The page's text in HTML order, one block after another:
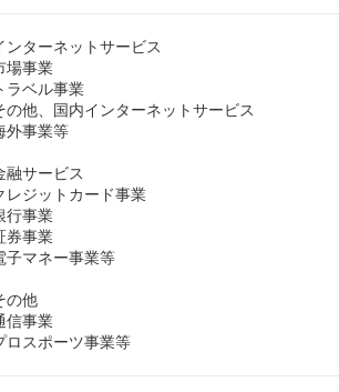
ンターネットサービス
場事業
ラベル事業
の他、国内インターネットサービス
外事業等
融サービス
レジットカード事業
行事業
券事業
子マネー事業等
の他
信事業
ロスポーツ事業等